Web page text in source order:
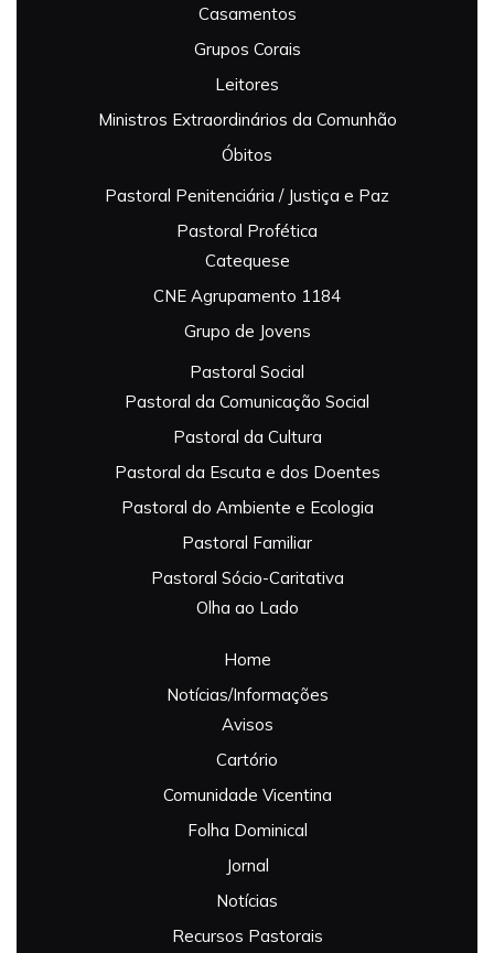
Casamentos
Grupos Corais
Leitores
Ministros Extraordinários da Comunhão
Óbitos
Pastoral Penitenciária / Justiça e Paz
Pastoral Profética
Catequese
CNE Agrupamento 1184
Grupo de Jovens
Pastoral Social
Pastoral da Comunicação Social
Pastoral da Cultura
Pastoral da Escuta e dos Doentes
Pastoral do Ambiente e Ecologia
Pastoral Familiar
Pastoral Sócio-Caritativa
Olha ao Lado
Home
Notícias/Informações
Avisos
Cartório
Comunidade Vicentina
Folha Dominical
Jornal
Notícias
Recursos Pastorais